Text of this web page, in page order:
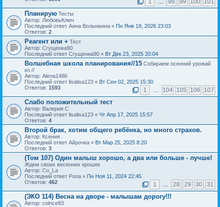
1 … 98 99 100 101
Планирую Тесты
Автор: ЛюбовьКлюч
Последний ответ Анна Волынкина « Пн Янв 19, 2026 23:03
Ответов: 2
Реагент или + Тест
Автор: Сгущенка90
Последний ответ Сгущенка90 « Вт Дек 23, 2025 20:04
Волшебная школа планирования//15 Собираем осенний урожай
из //
Автор: Alena1486
Последний ответ lisalisa123 « Вт Сен 02, 2025 15:30
Ответов: 1593 1 … 104 105 106 107
Слабо положительный тест
Автор: Валерия С
Последний ответ lisalisa123 « Чт Апр 17, 2025 15:57
Ответов: 4
Второй брак, хотим общего ребёнка, но много страхов.
Автор: Ксения .
Последний ответ Айрочка « Вт Мар 25, 2025 8:20
Ответов: 3
(Том 107) Один малыш хорошо, а два или больше - лучше!
Ждем своих весенних крошек
Автор: Cо_La
Последний ответ Pona « Пн Ноя 11, 2024 22:45
Ответов: 462 1 … 28 29 30 31
(ЭКО 114) Весна на дворе - малышам дорогу!!!
Автор: colnce83